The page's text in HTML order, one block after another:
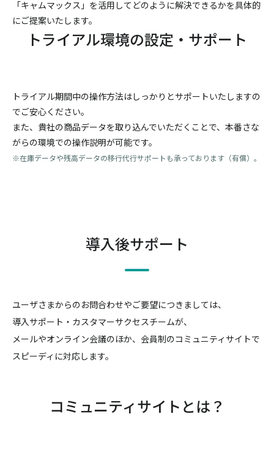
「キャムマックス」を活用してどのように解決できるかを具体的
にご提案いたします。
トライアル環境の設定・サポート
トライアル期間中の操作方法はしっかりとサポートいたしますの
でご安心ください。
また、貴社の商品データを取り込んでいただくことで、本番さな
がらの環境での操作説明が可能です。
※在庫データや残高データの移行代行サポートも承っております（有償）。
導入後サポート
ユーザさまからのお問合わせやご要望につきましては、
導入サポート・カスタマーサクセスチームが、
メールやオンライン会議のほか、会員制のコミュニティサイトで
スピーディに対応します。
コミュニティサイトとは？